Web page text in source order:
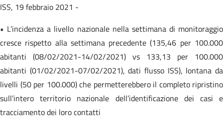
ISS, 19 febbraio 2021 -
• L’incidenza a livello nazionale nella settimana di monitoraggio
cresce rispetto alla settimana precedente (135,46 per 100.000
abitanti (08/02/2021-14/02/2021) vs 133,13 per 100.000
abitanti (01/02/2021-07/02/2021), dati flusso ISS), lontana da
livelli (50 per 100.000) che permetterebbero il completo ripristino
sull’intero territorio nazionale dell’identificazione dei casi e
tracciamento dei loro contatti